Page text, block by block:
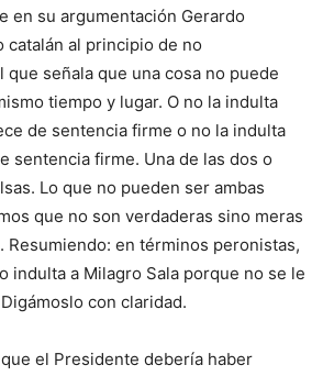
en su argumentación Gerardo
catalán al principio de no
señala que una cosa no puede
tiempo y lugar. O no la indulta
de sentencia firme o no la indulta
sentencia firme. Una de las dos o
Lo que no pueden ser ambas
que no son verdaderas sino meras
Resumiendo: en términos peronistas,
indulta a Milagro Sala porque no se le
con claridad.
el Presidente debería haber